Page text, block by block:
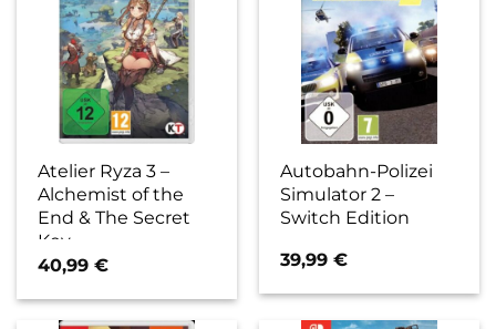
Atelier Ryza 3 –
Alchemist of the
End & The Secret
Key
40,99€
Autobahn-Polizei
Simulator 2 –
Switch Edition
39,99€